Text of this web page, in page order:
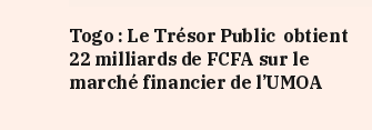
Togo : Le Trésor Public obtient
22 milliards de FCFA sur le
marché financier de l’UMOA